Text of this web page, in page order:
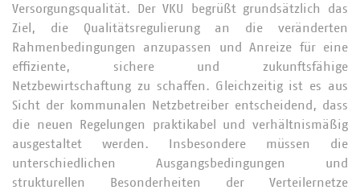
Versorgungsqualität. Der VKU begrüßt grundsätzlich das
Ziel, die Qualitätsregulierung an die veränderten
Rahmenbedingungen anzupassen und Anreize für eine
effiziente, sichere und zukunftsfähige
Netzbewirtschaftung zu schaffen. Gleichzeitig ist es aus
Sicht der kommunalen Netzbetreiber entscheidend, dass
die neuen Regelungen praktikabel und verhältnismäßig
ausgestaltet werden. Insbesondere müssen die
unterschiedlichen Ausgangsbedingungen und
strukturellen Besonderheiten der Verteilernetze